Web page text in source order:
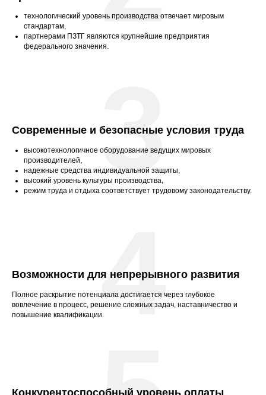
технологический уровень производства отвечает мировым
стандартам,
партнерами ПЗТГ являются крупнейшие предприятия
федерального значения.
Современные и безопасные условия труда
высокотехнологичное оборудование ведущих мировых
производителей,
надежные средства индивидуальной защиты,
высокий уровень культуры производства,
режим труда и отдыха соответствует трудовому законодательству.
3
Возможности для непрерывного развития
Полное раскрытие потенциала достигается через глубокое
вовлечение в процесс, решение сложных задач, наставничество и
повышение квалификации.4